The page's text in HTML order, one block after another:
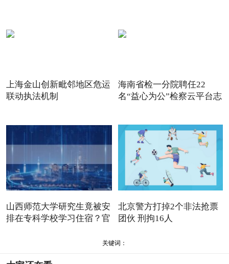
上海金山创新毗邻地区危运
联动执法机制
海南省检一分院聘任22
名“益心为公”检察云平台志
山西师范大学研究生竟被安
排在专科学校学习住宿？官
北京警方打掉2个非法抢票
团伙 刑拘16人
关键词：